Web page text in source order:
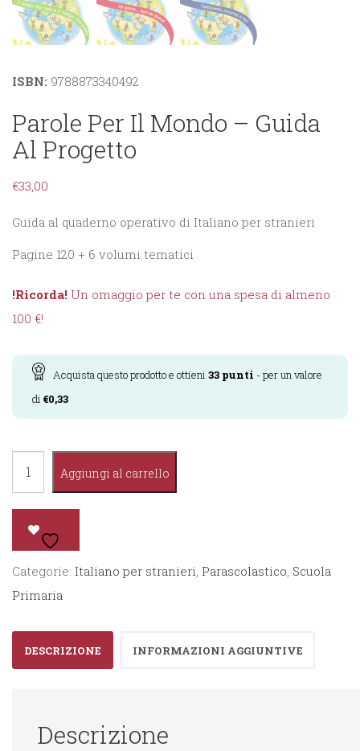
ISBN: 9788873340492
Parole Per Il Mondo – Guida
Al Progetto
€33,00
Guida al quaderno operativo di Italiano per stranieri
Pagine 120 + 6 volumi tematici
!Ricorda! Un omaggio per te con una spesa di almeno
100 €!
Acquista questo prodotto e ottieni 33 punti - per un valore
di €0,33
il
Mondo
Guida
progetto
quantità
Aggiungi al carrello
Categorie: Italiano per stranieri, Parascolastico, Scuola
Primaria
DESCRIZIONE INFORMAZIONI AGGIUNTIVE
Descrizione